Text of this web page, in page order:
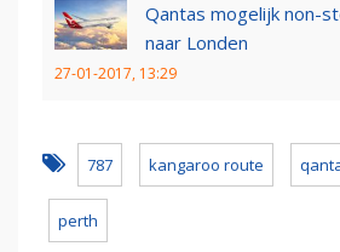
Qantas mogelijk non-
naar Londen
27-01-2017, 13:29
787 kangaroo route
perth